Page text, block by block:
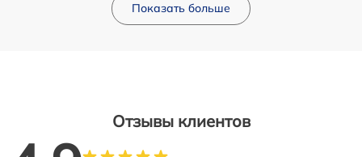
Показать больше
Отзывы клиентов